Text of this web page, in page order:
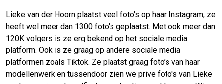
Lieke van der Hoorn plaatst veel foto's op haar Instagram, ze
heeft wel meer dan 1300 foto's geplaatst. Met ook meer dan
120K volgers is ze erg bekend op het sociale media
platform. Ook is ze graag op andere sociale media
platformen zoals Tiktok. Ze plaatst graag foto’s van haar
modellenwerk en tussendoor zien we prive foto's van Lieke